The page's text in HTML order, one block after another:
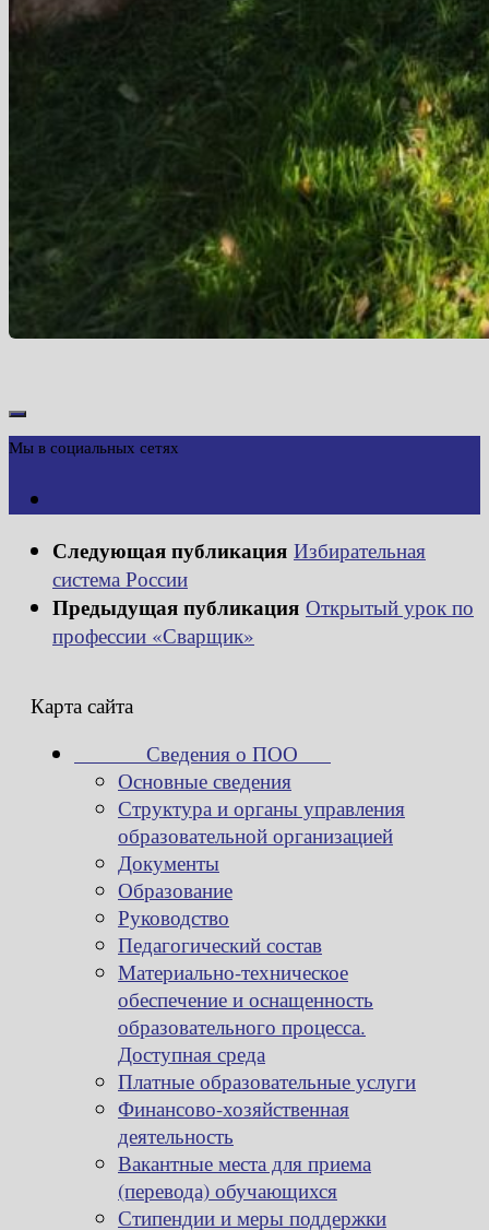
Мы в социальных сетях
Следующая публикация Избирательная
система России
Предыдущая публикация Открытый урок по
профессии «Сварщик»
Карта сайта
Сведения о ПОО
Основные сведения
Структура и органы управления
образовательной организацией
Документы
Образование
Руководство
Педагогический состав
Материально-техническое
обеспечение и оснащенность
образовательного процесса.
Доступная среда
Платные образовательные услуги
Финансово-хозяйственная
деятельность
Вакантные места для приема
(перевода) обучающихся
Стипендии и меры поддержки